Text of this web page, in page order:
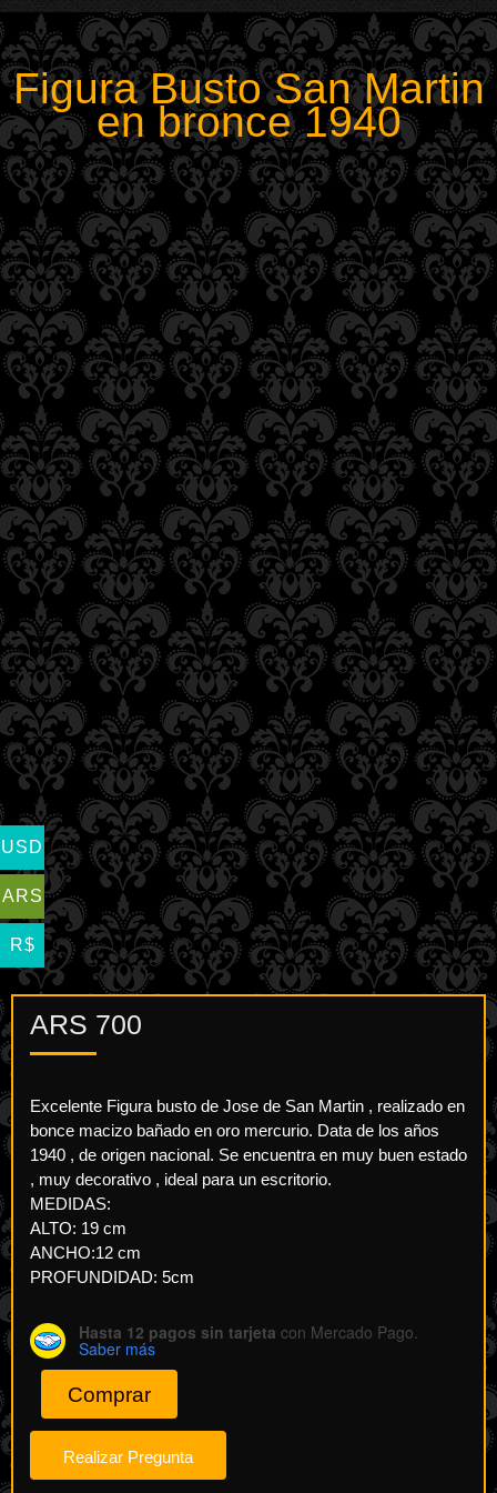
Figura Busto San Martin
en bronce 1940
ARS 700
Excelente Figura busto de Jose de San Martin , realizado en
bonce macizo bañado en oro mercurio. Data de los años
1940 , de origen nacional. Se encuentra en muy buen estado
, muy decorativo , ideal para un escritorio.
MEDIDAS:
ALTO: 19 cm
ANCHO:12 cm
PROFUNDIDAD: 5cm
Hasta 12 pagos sin tarjeta con Mercado Pago.
Saber más
Comprar
USD
ARS
R$